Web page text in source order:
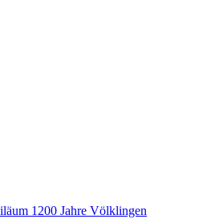
1200 Jahre Völklingen